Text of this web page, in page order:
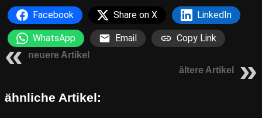
Facebook Share on X LinkedIn
WhatsApp Email Copy Link
neuere Artikel
ältere Artikel
ähnliche Artikel: